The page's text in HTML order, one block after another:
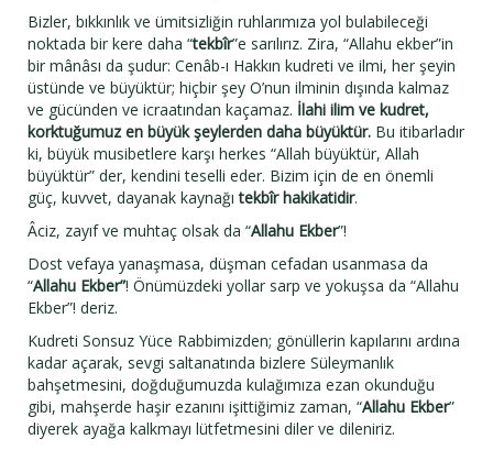
Bizler, bıkkınlık ve ümitsizliğin ruhlarımıza yol bulabileceği
noktada bir kere daha “tekbîr”e sarılırız. Zira, “Allahu ekber”in
bir mânâsı da şudur: Cenâb-ı Hakkın kudreti ve ilmi, her şeyin
üstünde ve büyüktür; hiçbir şey O’nun ilminin dışında kalmaz
ve gücünden ve icraatından kaçamaz. İlahi ilim ve kudret,
korktuğumuz en büyük şeylerden daha büyüktür. Bu itibarladır
ki, büyük musibetlere karşı herkes “Allah büyüktür, Allah
büyüktür” der, kendini teselli eder. Bizim için de en önemli
güç, kuvvet, dayanak kaynağıtekbîr hakikatidir.
Âciz, zayıf ve muhtaç olsak da “Allahu Ekber”!
Dost vefaya yanaşmasa, düşman cefadan usanmasa da
“Allahu Ekber”! Önümüzdeki yollar sarp ve yokuşsa da “Allahu
Ekber”! deriz.
Kudreti Sonsuz Yüce Rabbimizden; gönüllerin kapılarını ardına
kadar açarak, sevgi saltanatında bizlere Süleymanlık
bahşetmesini, doğduğumuzda kulağımıza ezan okunduğu
gibi, mahşerde haşir ezanını işittiğimiz zaman, “Allahu Ekber”
diyerek ayağa kalkmayı lütfetmesini diler ve dileniriz.